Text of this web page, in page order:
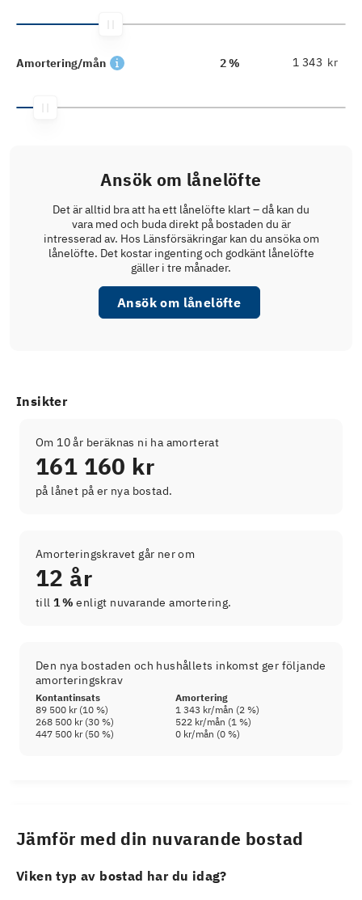
Amortering/mån 2 % kr
Ansök om lånelöfte
Det är alltid bra att ha ett lånelöfte klart – då kan du
vara med och buda direkt på bostaden du är
intresserad av. Hos Länsförsäkringar kan du ansöka om
lånelöfte. Det kostar ingenting och godkänt lånelöfte
gäller i tre månader.
Ansök om lånelöfte
Insikter
Om 10 år beräknas ni ha amorterat
161 160 kr
på lånet på er nya bostad.
Amorteringskravet går ner om
12 år
till 1 % enligt nuvarande amortering.
Den nya bostaden och hushållets inkomst ger följande
amorteringskrav
Kontantinsats
Amortering
89 500 kr(10 %) 1 343 kr/mån (2 %)
268 500 kr(30 %) 522 kr/mån (1 %)
447 500 kr(50 %) 0 kr/mån (0 %)
Jämför med din nuvarande bostad
Viken typ av bostad har du idag?